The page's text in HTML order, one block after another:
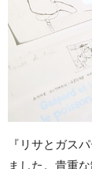
『リサとガス
ました。貴重